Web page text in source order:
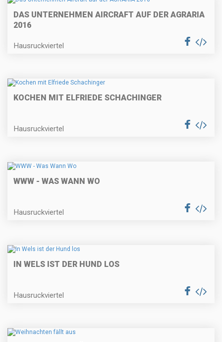
DAS UNTERNEHMEN AIRCRAFT AUF DER AGRARIA
2016
Hausruckviertel
KOCHEN MIT ELFRIEDE SCHACHINGER
Hausruckviertel
WWW - WAS WANN WO
Hausruckviertel
IN WELS IST DER HUND LOS
Hausruckviertel